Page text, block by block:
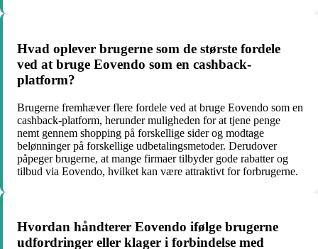
Hvad oplever brugerne som de største fordele
ved at bruge Eovendo som en cashback-
platform?
Brugerne fremhæver flere fordele ved at bruge Eovendo som en
cashback-platform, herunder muligheden for at tjene penge
nemt gennem shopping på forskellige sider og modtage
belønninger på forskellige udbetalingsmetoder. Derudover
påpeger brugerne, at mange firmaer tilbyder gode rabatter og
tilbud via Eovendo, hvilket kan være attraktivt for forbrugerne.
Hvordan håndterer Eovendo ifølge brugerne
udfordringer eller klager i forbindelse med